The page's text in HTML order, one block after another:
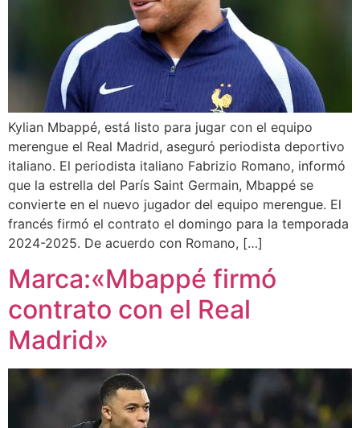
Kylian Mbappé, está listo para jugar con el equipo
merengue el Real Madrid, aseguró periodista deportivo
italiano. El periodista italiano Fabrizio Romano, informó
que la estrella del París Saint Germain, Mbappé se
convierte en el nuevo jugador del equipo merengue. El
francés firmó el contrato el domingo para la temporada
2024-2025. De acuerdo con Romano, […]
Marca:«Mbappé firmó
contrato con el Real
Madrid»